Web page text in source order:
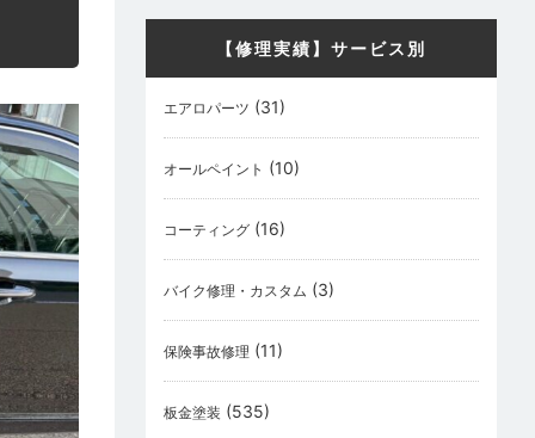
【修理実績】サービス別
エアロパーツ (31)
オールペイント (10)
コーティング(16)
バイク修理・カスタム (3)
保険事故修理 (11)
板金塗装 (535)